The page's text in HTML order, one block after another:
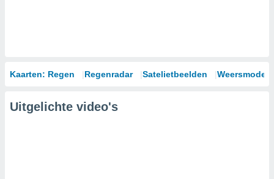
Kaarten: Regen Regenradar Satelietbeelden
Uitgelichte video's